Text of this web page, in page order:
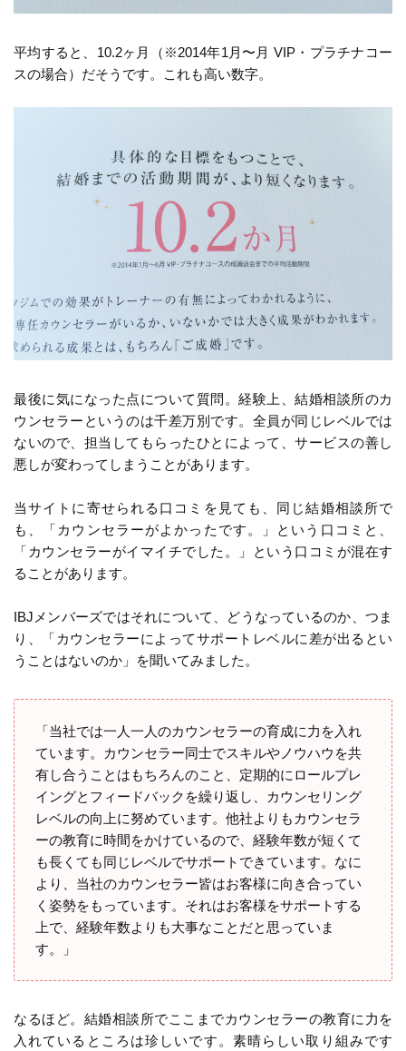
平均すると、10.2ヶ月（※2014年1月〜月 VIP・プラチナコー
スの場合）だそうです。これも高い数字。
最後に気になった点について質問。経験上、結婚相談所のカ
ウンセラーというのは千差万別です。全員が同じレベルでは
ないので、担当してもらったひとによって、サービスの善し
悪しが変わってしまうことがあります。
当サイトに寄せられる口コミを見ても、同じ結婚相談所で
も、「カウンセラーがよかったです。」という口コミと、
「カウンセラーがイマイチでした。」という口コミが混在す
ることがあります。
IBJメンバーズではそれについて、どうなっているのか、つま
り、「カウンセラーによってサポートレベルに差が出るとい
うことはないのか」を聞いてみました。
「当社では一人一人のカウンセラーの育成に力を入れ
ています。カウンセラー同士でスキルやノウハウを共
有し合うことはもちろんのこと、定期的にロールプレ
イングとフィードバックを繰り返し、カウンセリング
レベルの向上に努めています。他社よりもカウンセラ
ーの教育に時間をかけているので、経験年数が短くて
も長くても同じレベルでサポートできています。なに
より、当社のカウンセラー皆はお客様に向き合ってい
く姿勢をもっています。それはお客様をサポートする
上で、経験年数よりも大事なことだと思っていま
す。」
なるほど。結婚相談所でここまでカウンセラーの教育に力を
入れているところは珍しいです。素晴らしい取り組みです